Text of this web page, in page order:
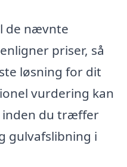
de nævnte
priser, så
løsning for dit
vurdering kan
inden du træffer
gulvafslibning i